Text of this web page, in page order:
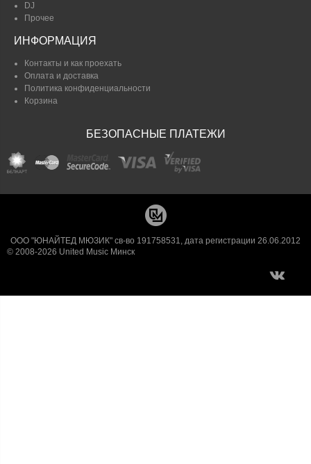
DJ
Прочее
ИНФОРМАЦИЯ
Контакты и как проехать
Оплата и доставка
Политика конфиденциальности
Корзина
БЕЗОПАСНЫЕ ПЛАТЕЖИ
ООО "ЮНАЙТЕД МЮЗИК" св-во 191758531, дата регистрации 26.06.2012
© 2008-2026 United Music Минск